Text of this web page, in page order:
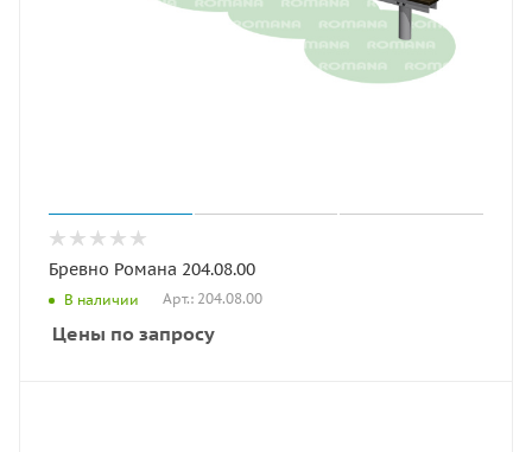
Бревно Романа 204.08.00
В наличии Арт.: 204.08.00
Цены по запросу